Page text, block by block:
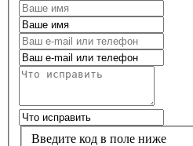
Введите код в поле ниже